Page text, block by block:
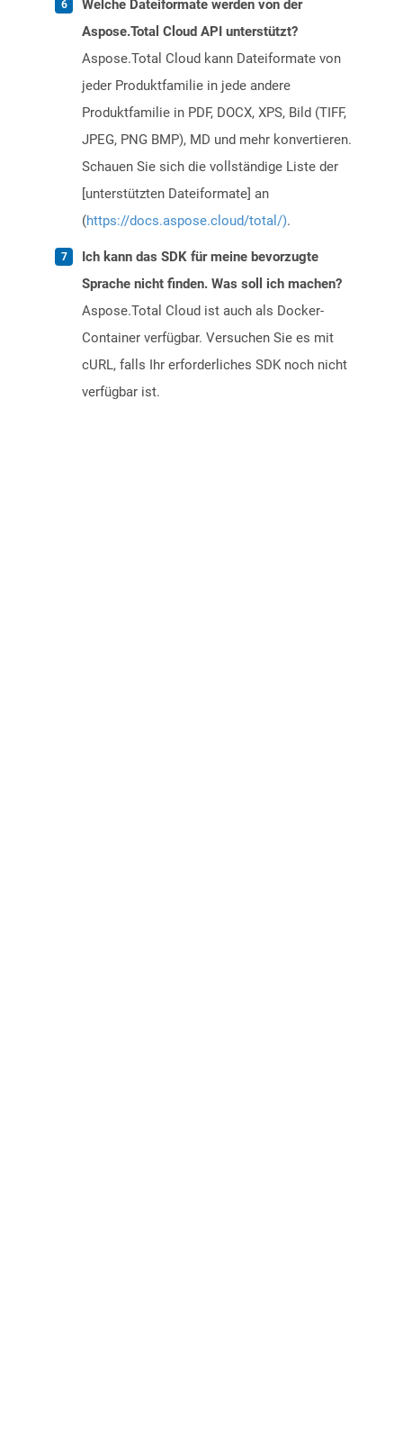
Welche Dateiformate werden von der
Aspose.Total Cloud API unterstützt?
Aspose.Total Cloud kann Dateiformate von
jeder Produktfamilie in jede andere
Produktfamilie in PDF, DOCX, XPS, Bild (TIFF,
JPEG, PNG BMP), MD und mehr konvertieren.
Schauen Sie sich die vollständige Liste der
[unterstützten Dateiformate] an
(https://docs.aspose.cloud/total/).
Ich kann das SDK für meine bevorzugte
Sprache nicht finden. Was soll ich machen?
Aspose.Total Cloud ist auch als Docker-
Container verfügbar. Versuchen Sie es mit
cURL, falls Ihr erforderliches SDK noch nicht
verfügbar ist.